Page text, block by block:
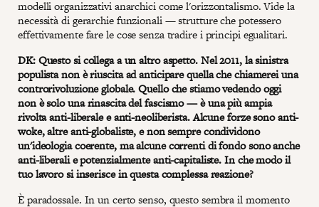
modelli organizzativi anarchici come l'orizzontalismo. Vide la
necessità di gerarchie funzionali — strutture che potessero
effettivamente fare le cose senza tradire i principi egualitari.
DK: Questo si collega a un altro aspetto. Nel 2011, la sinistra
populista non è riuscita ad anticipare quella che chiamerei una
controrivoluzione globale. Quello che stiamo vedendo oggi
non è solo una rinascita del fascismo — è una più ampia
rivolta anti-liberale e anti-neoliberista. Alcune forze sono anti-
woke, altre anti-globaliste, e non sempre condividono
un'ideologia coerente, ma alcune correnti di fondo sono anche
anti-liberali e potenzialmente anti-capitaliste. In che modo il
tuo lavoro si inserisce in questa complessa reazione?
È paradossale. In un certo senso, questo sembra il momento